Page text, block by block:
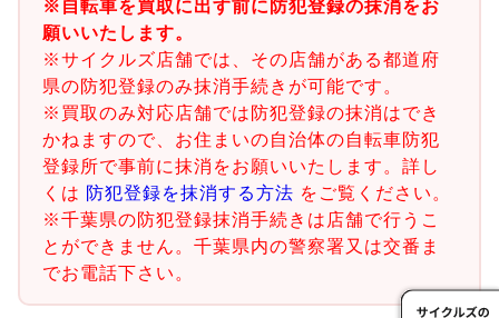
※自転車を買取に出す前に防犯登録の抹消をお
願いいたします。
※サイクルズ店舗では、その店舗がある都道府
県の防犯登録のみ抹消手続きが可能です。
※買取のみ対応店舗では防犯登録の抹消はでき
かねますので、お住まいの自治体の自転車防犯
登録所で事前に抹消をお願いいたします。詳し
くは 防犯登録を抹消する方法 をご覧ください。
※千葉県の防犯登録抹消手続きは店舗で行うこ
とができません。千葉県内の警察署又は交番ま
でお電話下さい。